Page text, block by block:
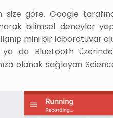
size göre. Google
bilimsel deneyler
mini bir laboratuvar
da Bluetooth
olanak sağlayan